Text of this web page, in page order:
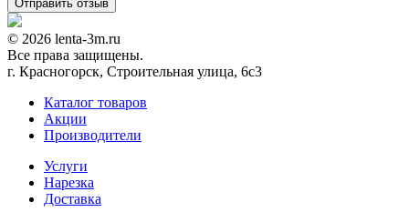
© 2026 lenta-3m.ru
Все права защищены.
г. Красногорск, Строительная улица, 6с3
Каталог товаров
Акции
Производители
Услуги
Нарезка
Доставка